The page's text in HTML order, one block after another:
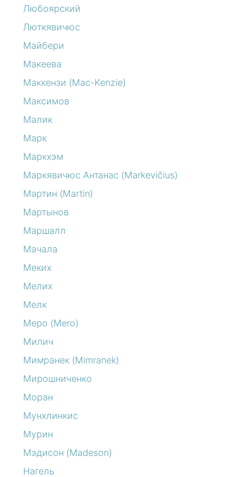
Любоярский
Люткявичюс
Майбери
Макеева
Маккензи (Mac-Kenzie)
Максимов
Малик
Марк
Маркхэм
Маркявичюс Антанас (Markevičius)
Мартин (Martin)
Мартынов
Маршалл
Мачала
Меких
Мелих
Мелк
Меро (Mero)
Милич
Мимранек (Mimranek)
Мирошниченко
Моран
Мунхлинкис
Мурин
Мэдисон (Madeson)
Нагель